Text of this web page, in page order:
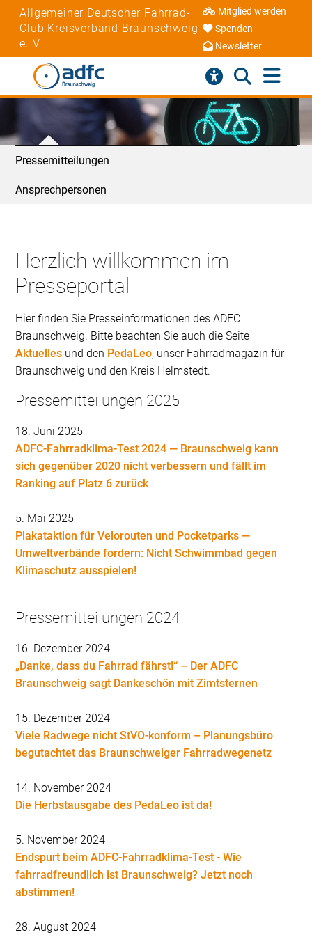
Allgemeiner Deutscher Fahrrad-
Club Kreisverband Braunschweig
e. V.
Mitglied werden
Spenden
Newsletter
Pressemitteilungen
Ansprechpersonen
Herzlich willkommen im
Presseportal
Hier finden Sie Presseinformationen des ADFC
Braunschweig. Bitte beachten Sie auch die Seite
Aktuelles und den PedaLeo, unser Fahrradmagazin für
Braunschweig und den Kreis Helmstedt.
Pressemitteilungen 2025
18. Juni 2025
ADFC-Fahrradklima-Test 2024 — Braunschweig kann
sich gegenüber 2020 nicht verbessern und fällt im
Ranking auf Platz 6 zurück
5. Mai 2025
Plakataktion für Velorouten und Pocketparks —
Umweltverbände fordern: Nicht Schwimmbad gegen
Klimaschutz ausspielen!
Pressemitteilungen 2024
16. Dezember 2024
„Danke, dass du Fahrrad fährst!“ – Der ADFC
Braunschweig sagt Dankeschön mit Zimtsternen
15. Dezember 2024
Viele Radwege nicht StVO-konform – Planungsbüro
begutachtet das Braunschweiger Fahrradwegenetz
14. November 2024
Die Herbstausgabe des PedaLeo ist da!
5. November 2024
Endspurt beim ADFC-Fahrradklima-Test - Wie
fahrradfreundlich ist Braunschweig? Jetzt noch
abstimmen!
28. August 2024